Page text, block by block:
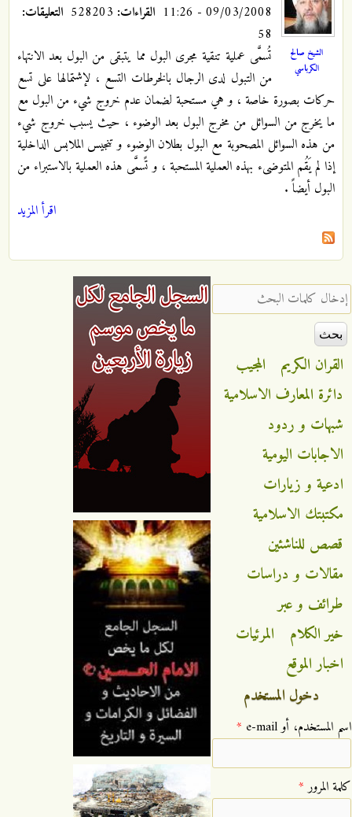
الشيخ صالح
الكرباسي
09/03/2008 - 11:26 القراءات:
التعليقات:
58
تُسمَّى عملية تنقية مجرى البول مما يتبقى من البول بعد الانتهاء
من التبول لدى الرجال بالخرطات التسع ، لإشتمالها على تسع
حركات بصورة خاصة ، و هي مستحبة لضمان عدم خروج شيء من البول مع
ما يخرج من السوائل من مخرج البول بعد الوضوء ، حيث يسبب خروج شيء
من هذه السوائل المصحوبة مع البول بطلان الوضوء و تنجيس الملابس الداخلية
إذا لم يَقُم المتوضىء بهذه العملية المستحبة ، و تًسمَّى هذه العملية بالاستبراء من
البول أيضاً .
اقرأ المزيد
‏إدخال كلمات البحث ‏
القران الكريم
المجيب
دائرة المعارف الاسلامية
شبهات و ردود
الاجابات اليومية
ادعية و زيارات
مكتبتك الاسلامية
قصص للناشئين
مقالات و دراسات
طرائف و عبر
خير الكلام
المرئيات
اخبار الموقع
دخول المستخدم
‏اسم المستخدم، أو e-mail ‏ *
‏كلمة المرور ‏*